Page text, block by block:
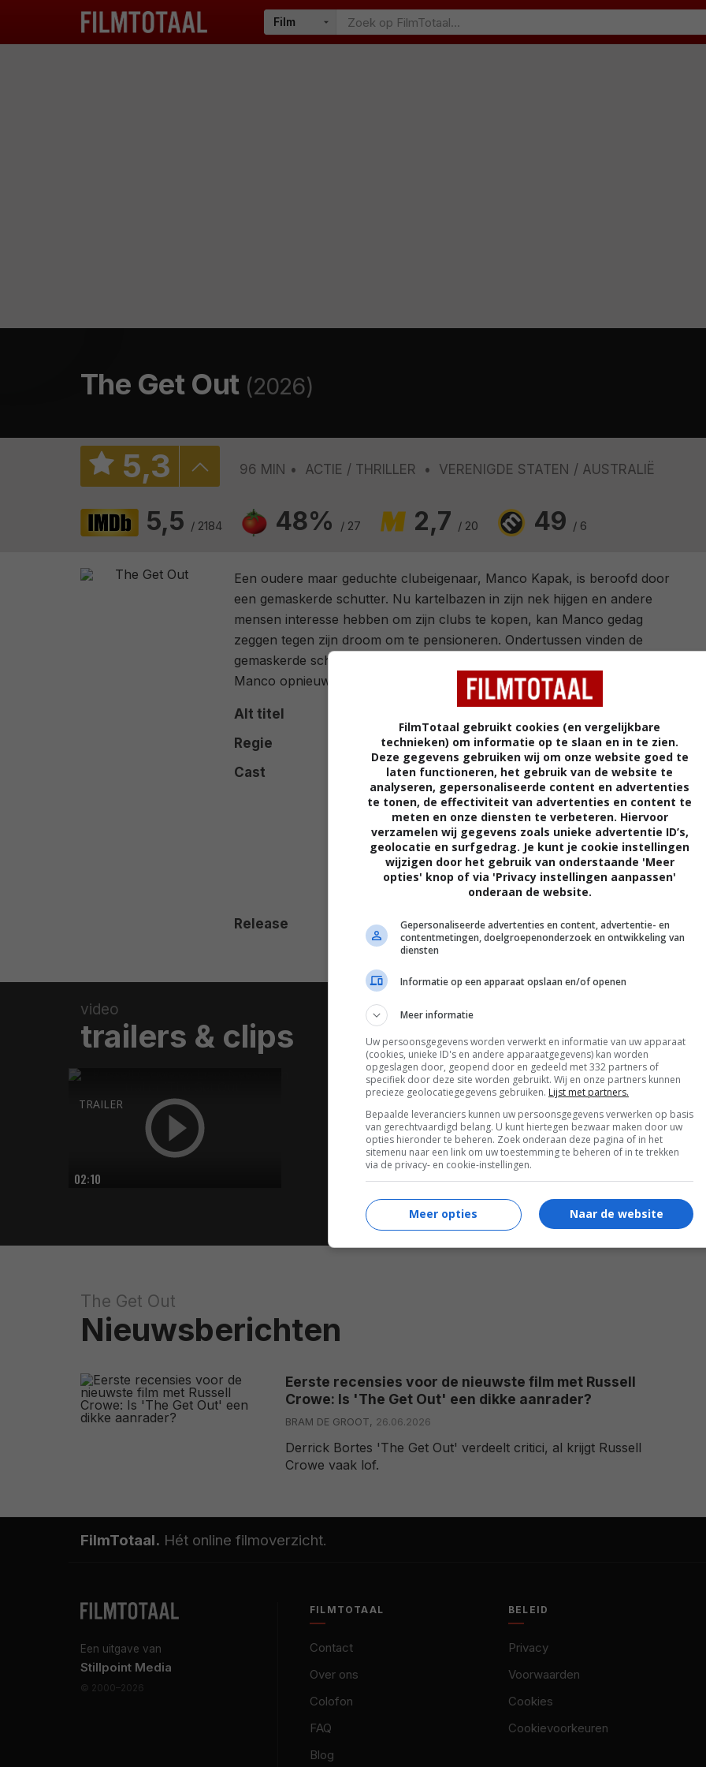
The Get Out (2026)
5,3 96 MIN ACTIE THRILLER VERENIGDE STATEN AUSTRALIË
5,5 / 2184 48% / 27 2,7 / 20 49 / 6
Een oudere maar geduchte clubeigenaar, Manco Kapak, is beroofd door
een gemaskerde schutter. Nu kartelbazen in zijn nek hijgen en andere
mensen interesse hebben om zijn clubs te kopen, kan Manco gedag
zeggen tegen zijn droom om te pensioneren. Ondertussen vinden de
gemaskerde schutter en diens nieuwe vriendin het een strak plan om
Manco opnieuw te beroven.
Alt titel
Regie
Derrick Borte.
Cast
Russell Crowe,Teresa Palmer, Luke Evans,
Yasmin Kassim,Aaron Paul,Nina Dobrev,
Jolene,Daniel Zovatto,Josh McConville,
Benedict Hardie,Gabrielle Joseph, Kartiah
Vergara, Steven Cragg,Ever Love Hope ,
Marc Matousek,Sal Torrisi,Cory Beeston,
Christian Perez.
Release
18.06.2026
video
trailers & clips
02:10
TRAILER
The Get Out
Nieuwsberichten
Eerste recensies voor de nieuwste film met Russell
Crowe: Is 'The Get Out' een dikke aanrader?
BRAM DE GROOT, 26.06.2026
Derrick Bortes 'The Get Out' verdeelt critici, al krijgt Russell
Crowe vaak lof.
FilmTotaal. Hét online filmoverzicht.
Een uitgave van
Stillpoint Media
© 2000–2026
FILMTOTAAL
Contact
Over ons
Colofon
FAQ
Blog
BELEID
Privacy
Voorwaarden
Cookies
Cookievoorkeuren
FilmTotaal gebruikt cookies (en vergelijkbare
technieken) om informatie op te slaan en in te zien.
Deze gegevens gebruiken wij om onze website goed te
laten functioneren, het gebruik van de website te
analyseren, gepersonaliseerde content en advertenties
te tonen, de effectiviteit van advertenties en content te
meten en onze diensten te verbeteren. Hiervoor
verzamelen wij gegevens zoals unieke advertentie ID’s,
geolocatie en surfgedrag. Je kunt je cookie instellingen
wijzigen door het gebruik van onderstaande 'Meer
opties' knop of via 'Privacy instellingen aanpassen'
onderaan de website.
Gepersonaliseerde advertenties en content, advertentie- en
contentmetingen, doelgroepenonderzoek en ontwikkeling van
diensten
Informatie op een apparaat opslaan en/of openen
Meer informatie
Uw persoonsgegevens worden verwerkt en informatie van uw apparaat
(cookies, unieke ID's en andere apparaatgegevens) kan worden
opgeslagen door, geopend door en gedeeld met 332 partners of
specifiek door deze site worden gebruikt. Wij en onze partners kunnen
precieze geolocatiegegevens gebruiken. Lijst met partners.
Bepaalde leveranciers kunnen uw persoonsgegevens verwerken op basis
van gerechtvaardigd belang. U kunt hiertegen bezwaar maken door uw
opties hieronder te beheren. Zoek onderaan deze pagina of in het
sitemenu naar een link om uw toestemming te beheren of in te trekken
via de privacy- en cookie-instellingen.
Naar de website
Meer opties